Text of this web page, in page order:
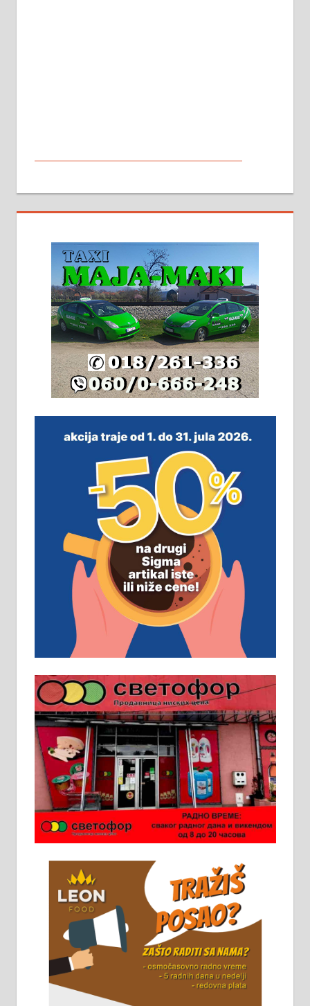
стамбене целине једна уз другу.
2х150м2, две гараже, централно
грејање на гас и дрва. Две
адресе. 063/71-74-023
Издајем комплетно опремљену
халу на Житковачком путу, на
плацу површине око 7 ари.
064/321-80-51; 063/102-35-25
м2 са плацем од 8 ари у Зеленом
виру у Алексинцу. Могућа
замена. 064/21-63-584
ПОСЛОВНИ ОГЛАСИ
Рудник и флотација Рудник
д.о.о. Рудник запошљава 20
помоћника рудара. Услови:
Основна школа, пожељно радно
искуство на истим и сличним
пословима, али не и неопходан
услов. Обезбеђен смештај,
превоз, исхрана. 032/57-41-122 –
локал 22
Пружам услуге завршних радова
у грађевини, хидроизолације и
молерских радова. 061/25-28-058
Ало таксију потребан возач са Б
категоријом. 064/02-85-511
Потребна два радника за рад на
стоваришту „Липа промет” у
информација доћи лично на
стовариште у улици Максима
Горког 26 сваког радног дана од
8 до 15 часова. 063/465-045
Чистим све врсте димњака.
061/32-13-445